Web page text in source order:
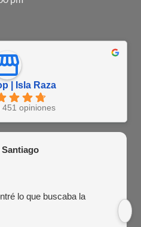
| Isla Raza
451 opiniones
lo que buscaba la